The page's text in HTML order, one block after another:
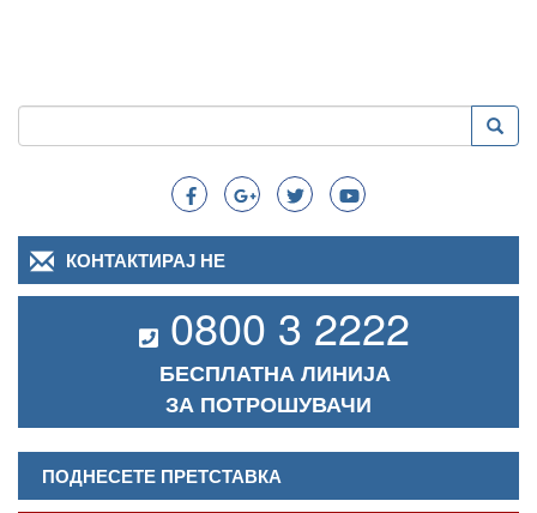
Search
Пребарување
КОНТАКТИРАЈ НЕ
0800 3 2222
БЕСПЛАТНА ЛИНИЈА
ЗА ПОТРОШУВАЧИ
ПОДНЕСЕТЕ ПРЕТСТАВКА